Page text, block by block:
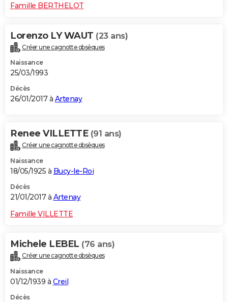
Famille BERTHELOT
Lorenzo LY WAUT (23 ans)
Créer une cagnotte obsèques
Naissance
25/03/1993
Décès
26/01/2017 à Artenay
Renee VILLETTE (91 ans)
Créer une cagnotte obsèques
Naissance
18/05/1925 à Bucy-le-Roi
Décès
21/01/2017 à Artenay
Famille VILLETTE
Michele LEBEL (76 ans)
Créer une cagnotte obsèques
Naissance
01/12/1939 à Creil
Décès